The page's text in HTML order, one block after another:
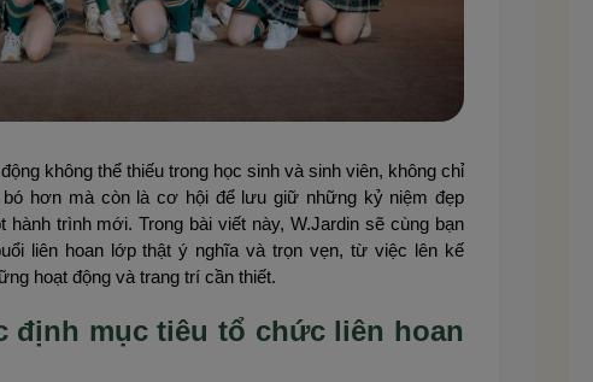
không thể thiếu trong học sinh và sinh viên, không chỉ
hơn mà còn là cơ hội để lưu giữ những kỷ niệm đẹp
trình mới. Trong bài viết này, W.Jardin sẽ cùng bạn
liên hoan lớp thật ý nghĩa và trọn vẹn, từ việc lên kế
hoạt động và trang trí cần thiết.
định mục tiêu tổ chức liên hoan